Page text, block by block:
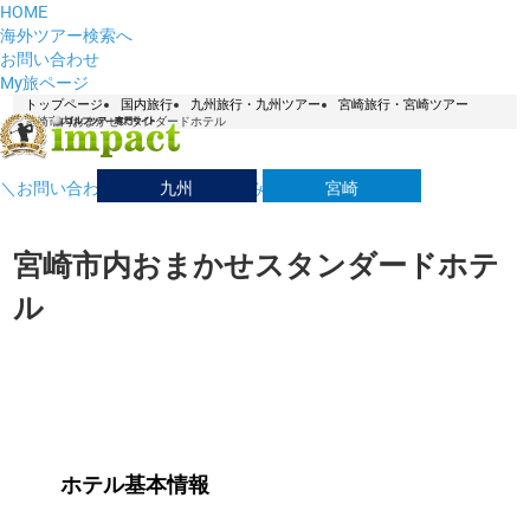
HOME
海外ツアー検索へ
お問い合わせ
My旅ページ
＼お問い合わせはこちら／ お悩み解決デスク！
トップページ 国内旅行 九州旅行・九州ツアー 宮崎旅行・宮崎ツアー
宮崎市内おまかせスタンダードホテル
九州 宮崎
宮崎市内おまかせスタンダードホテ
ル
ホテル基本情報